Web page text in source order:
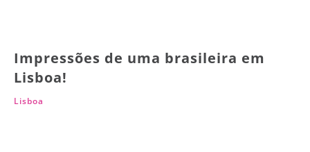
Impressões de uma brasileira em
Lisboa!
Lisboa